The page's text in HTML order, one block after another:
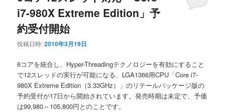
i7-980X Extreme Edition」予
約受付開始
投稿日時:2010年3月19日
6コアを統合し、Hyper-Threadingテクノロジーを有効にすること
で12スレッドの実行が可能になる、LGA1366用CPU「Core i7-
980X Extreme Edition（3.33GHz）」のリテールパッケージ版の
予約受付が17日から開始されています。発売時期は未定で、予価
は99,980～105,800円とのことです。